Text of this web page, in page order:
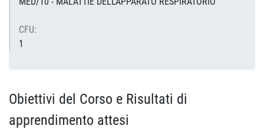
CFU:
1
Obiettivi del Corso e Risultati di
apprendimento attesi